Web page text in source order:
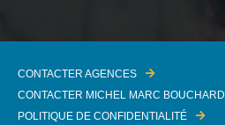
CONTACTER AGENCES
CONTACTER MICHEL MARC BOUCHARD
POLITIQUE DE CONFIDENTIALITÉ